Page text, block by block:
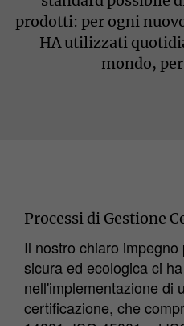
prodotti: per ogni
HA utilizzati
mondo,
Processi di Gestione
Il nostro chiaro
sicura ed ecologica ci
nell'implementazione di
certificazione, che